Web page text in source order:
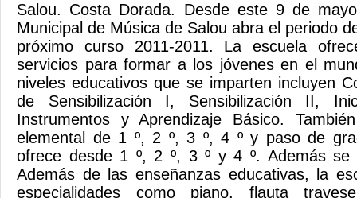
Salou. Costa Dorada. Desde este 9 de
Municipal de Música de Salou abra el periodo
próximo curso 2011-2011. La escuela
servicios para formar a los jóvenes en el
niveles educativos que se imparten incluyen
de Sensibilización I, Sensibilización II,
Instrumentos y Aprendizaje Básico.
elemental de 1 º, 2 º, 3 º, 4 º y paso de
ofrece desde 1 º, 2 º, 3 º y 4 º. Además se
Además de las enseñanzas educativas, la
especialidades como piano, flauta